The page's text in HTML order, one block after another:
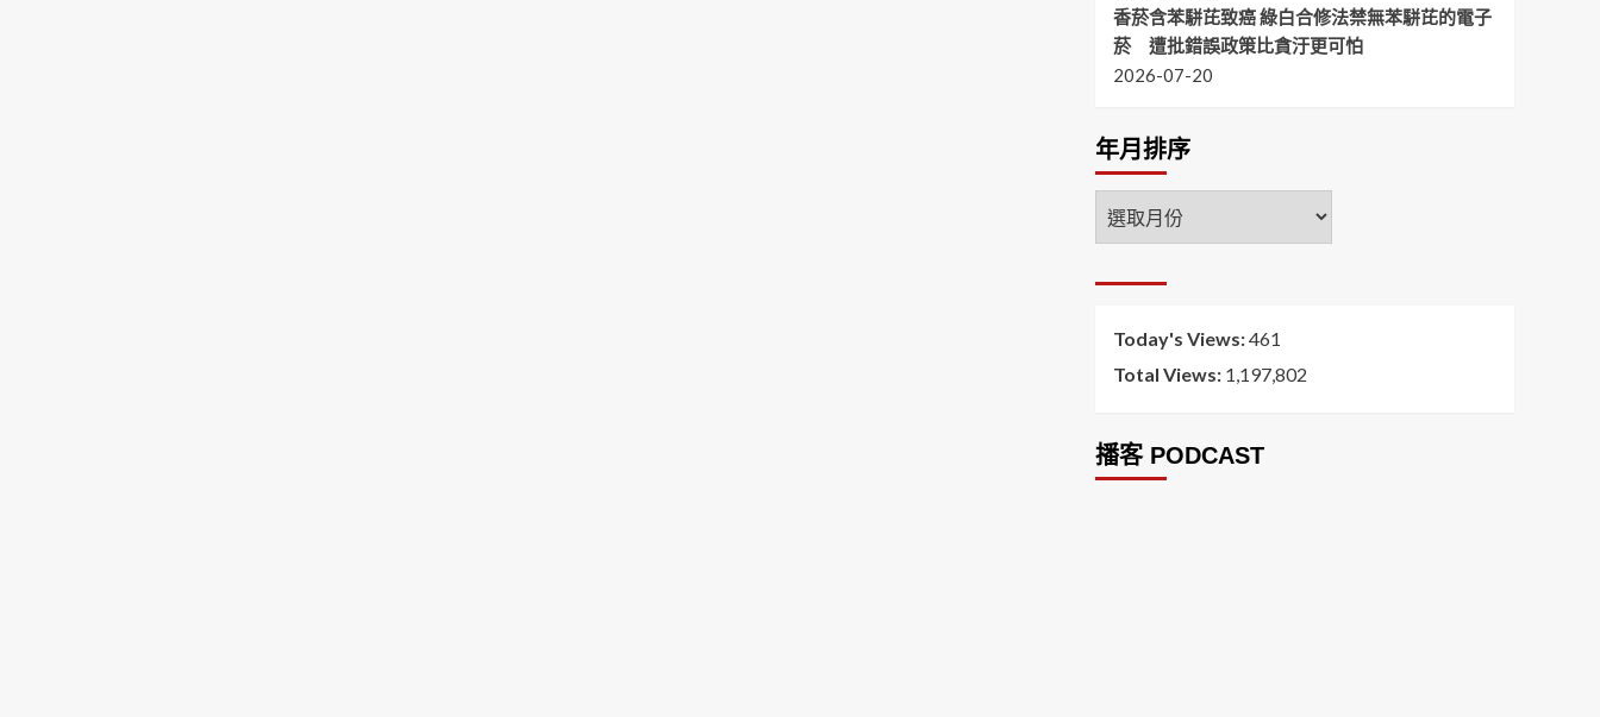
香菸含苯駢芘致癌 綠白合修法禁無苯駢芘的電子
菸 遭批錯誤政策比貪汙更可怕
2026-07-20
年月排序
年
月
序
Today's Views:461
Total Views: 1,197,802
播客 PODCAST